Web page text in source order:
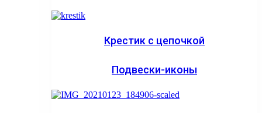
Крестик с цепочкой
Подвески-иконы